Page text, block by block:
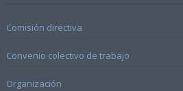
Comisión directiva
Convenio colectivo de trabajo
Organización